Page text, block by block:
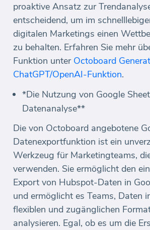
proaktive Ansatz zur
entscheidend, um im
digitalen Marketings einen
zu behalten. Erfahren Sie mehr
Funktion unter Octoboard
ChatGPT/OpenAI-Funktion.
*Die Nutzung von Google
Datenanalyse**
Die von Octoboard angebotene
Datenexportfunktion ist ein
Werkzeug für Marketingteams,
verwenden. Sie ermöglicht den
Export von Hubspot-Daten in
und ermöglicht es Teams, Daten
flexiblen und zugänglichen
analysieren. Egal, ob es um die